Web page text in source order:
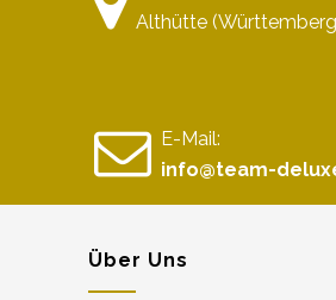
Althütte
E-Mail:
info@team-
Über Uns